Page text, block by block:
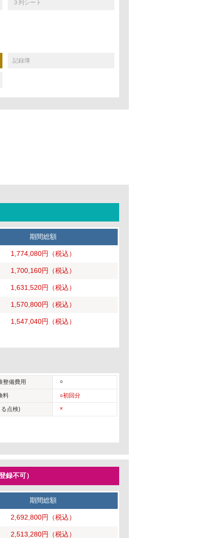
３列シート
記録簿
期間総額
1,774,080円 （税込）
1,700,160円 （税込）
1,631,520円 （税込）
1,570,800円 （税込）
1,547,040円 （税込）
整備費用 ○
料
○初回分
点検) ×
不可）
期間総額
2,692,800円 （税込）
2,513,280円 （税込）